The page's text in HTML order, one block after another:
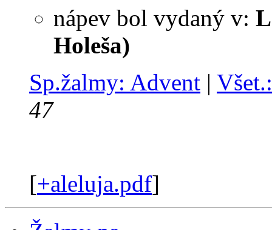
nápev bol vydaný v:
Holeša)
Sp.žalmy: Advent |
47
[+aleluja.pdf]